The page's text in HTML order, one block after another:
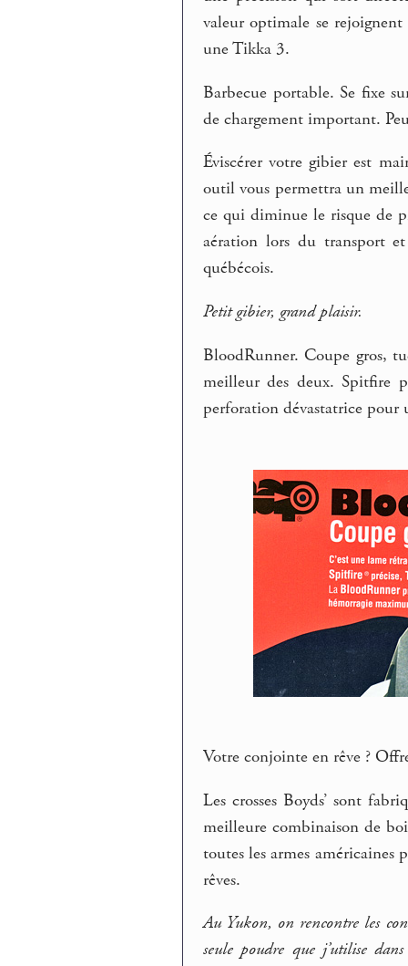
valeur optimale se
une Tikka 3.
Barbecue portable. Se fixe
de chargement important.
Éviscérer votre gibier est
outil vous permettra un
ce qui diminue le risque de
aération lors du transport
québécois.
Petit gibier, grand plaisir.
BloodRunner. Coupe gros,
meilleur des deux. Spitfire
perforation dévastatrice pour
Votre conjointe en rêve ?
Les crosses Boyds’ sont
meilleure combinaison de
toutes les armes
rêves.
Au Yukon, on rencontre les
seule poudre que j’utilise